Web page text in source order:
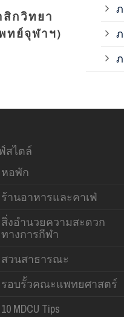
กวิทยา
ทย์จุฬาฯ)
สไตล์
หอพัก
ร้านอาหารและคาเฟ่
สิ่งอำนวยความสะดวก
ทางการกีฬา
สวนสาธารณะ
รอบรั้วคณะแพทยศาสตร์
10 MDCU Tips